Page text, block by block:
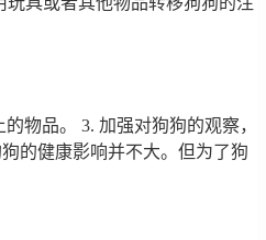
物品。 3. 加强对狗狗的观察，
的健康影响并不大。但为了狗